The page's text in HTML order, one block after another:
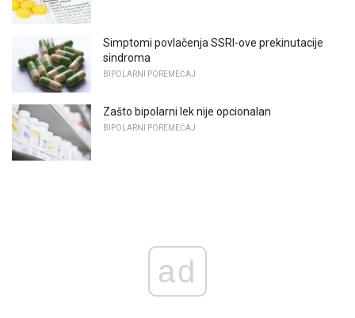
Simptomi povlačenja SSRI-ove prekinutacije
sindroma
BIPOLARNI POREMEĆAJ
Zašto bipolarni lek nije opcionalan
BIPOLARNI POREMEĆAJ
ad